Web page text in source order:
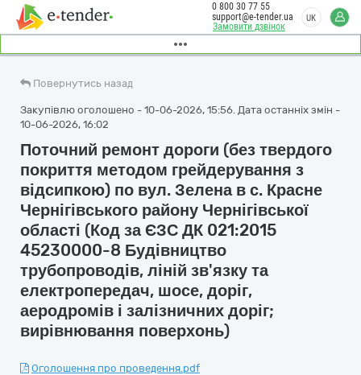
Замовити дзвінок
0 800 30 77 55
support@e-tender.ua
UK
Повернутись назад
Закупівлю оголошено - 10-06-2026, 15:56. Дата останніх змін -
10-06-2026, 16:02
Поточний ремонт дороги (без твердого
покриття методом грейдерування з
відсипкою) по вул. Зелена в с. Красне
Чернігівського району Чернігівської
області (Код за ЄЗС ДК 021:2015
45230000-8 Будівництво
трубопроводів, ліній зв'язку та
електропередач, шосе, доріг,
аеродромів і залізничних доріг;
вирівнювання поверхонь)
Оголошення про проведення.pdf